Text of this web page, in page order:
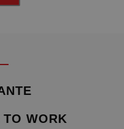
WORK